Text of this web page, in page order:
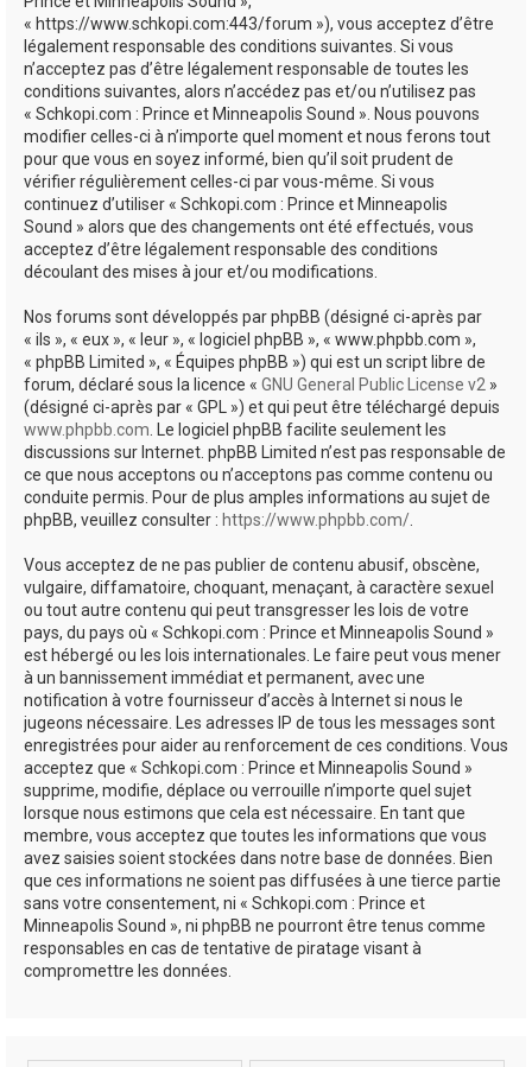
« https://www.schkopi.com:443/forum »), vous acceptez d’être
légalement responsable des conditions suivantes. Si vous
n’acceptez pas d’être légalement responsable de toutes les
conditions suivantes, alors n’accédez pas et/ou n’utilisez pas
« Schkopi.com : Prince et Minneapolis Sound ». Nous pouvons
modifier celles-ci à n’importe quel moment et nous ferons tout
pour que vous en soyez informé, bien qu’il soit prudent de
vérifier régulièrement celles-ci par vous-même. Si vous
continuez d’utiliser « Schkopi.com : Prince et Minneapolis
Sound » alors que des changements ont été effectués, vous
acceptez d’être légalement responsable des conditions
découlant des mises à jour et/ou modifications.
Nos forums sont développés par phpBB (désigné ci-après par
« ils », « eux », « leur », « logiciel phpBB », « www.phpbb.com »,
« phpBB Limited », « Équipes phpBB ») qui est un script libre de
forum, déclaré sous la licence « GNU General Public License v2 »
(désigné ci-après par « GPL ») et qui peut être téléchargé depuis
www.phpbb.com . Le logiciel phpBB facilite seulement les
discussions sur Internet. phpBB Limited n’est pas responsable de
ce que nous acceptons ou n’acceptons pas comme contenu ou
conduite permis. Pour de plus amples informations au sujet de
phpBB, veuillez consulter : https://www.phpbb.com/
Vous acceptez de ne pas publier de contenu abusif, obscène,
vulgaire, diffamatoire, choquant, menaçant, à caractère sexuel
ou tout autre contenu qui peut transgresser les lois de votre
pays, du pays où « Schkopi.com : Prince et Minneapolis Sound »
est hébergé ou les lois internationales. Le faire peut vous mener
à un bannissement immédiat et permanent, avec une
notification à votre fournisseur d’accès à Internet si nous le
jugeons nécessaire. Les adresses IP de tous les messages sont
enregistrées pour aider au renforcement de ces conditions. Vous
acceptez que « Schkopi.com : Prince et Minneapolis Sound »
supprime, modifie, déplace ou verrouille n’importe quel sujet
lorsque nous estimons que cela est nécessaire. En tant que
membre, vous acceptez que toutes les informations que vous
avez saisies soient stockées dans notre base de données. Bien
que ces informations ne soient pas diffusées à une tierce partie
sans votre consentement, ni « Schkopi.com : Prince et
Minneapolis Sound », ni phpBB ne pourront être tenus comme
responsables en cas de tentative de piratage visant à
compromettre les données.